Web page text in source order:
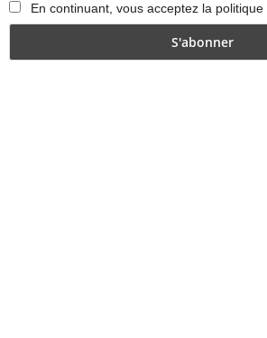
En continuant, vous acceptez la